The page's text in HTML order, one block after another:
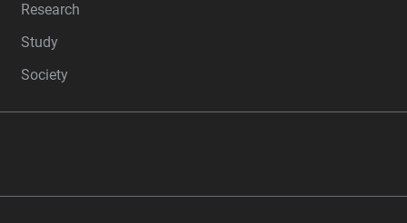
Research
Study
Society